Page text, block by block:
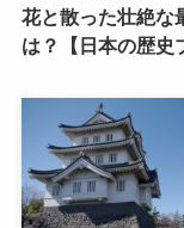
花と散った壮絶な
は？【日本の歴史